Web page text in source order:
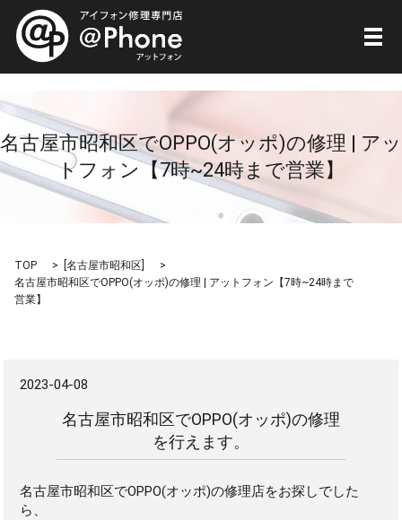
メ
名古屋市昭和区でOPPO(オッポ)の修理 | アッ
トフォン【7時~24時まで営業】
TOP [名古屋市昭和区
名古屋市昭和区でOPPO(オッポ)の修理 | アットフォン【7時~24時まで
営業】
2023-04-08
名古屋市昭和区でOPPO(オッポ)の修理
を行えます。
名古屋市昭和区でOPPO(オッポ)の修理店をお探しでした
ら、